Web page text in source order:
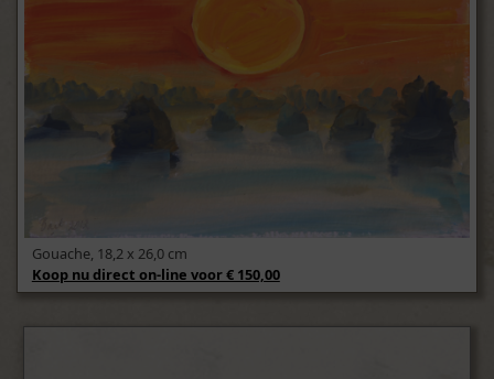
Gouache, 18,2 x 26,0 cm
Koop nu direct on-line voor € 150,00